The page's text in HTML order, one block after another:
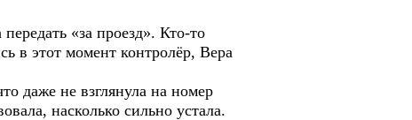
«за проезд». Кто-то
в этот момент контролёр, Вера
даже не взглянула на номер
насколько сильно устала.